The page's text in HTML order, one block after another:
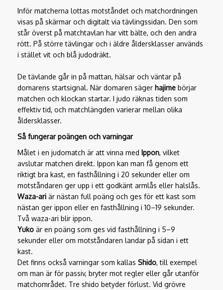
Inför matcherna lottas motståndet och matchordningen
visas på skärmar och digitalt via tävlingssidan. Den som
står överst på matchtavlan har vitt bälte, och den andra
rött. På större tävlingar och i äldre åldersklasser används
i stället vit och blå judodräkt.
De tävlande går in på mattan, hälsar och väntar på
domarens startsignal. När domaren säger hajime börjar
matchen och klockan startar. I judo räknas tiden som
effektiv tid, och matchlängden varierar mellan olika
åldersklasser.
Så fungerar poängen och varningar
Målet i en judomatch är att vinna med Ippon, vilket
avslutar matchen direkt. Ippon kan man få genom ett
riktigt bra kast, en fasthållning i 20 sekunder eller om
motståndaren ger upp i ett godkänt armlås eller halslås.
Waza-ari är nästan full poäng och ges för ett kast som
nästan ger ippon eller en fasthållning i 10–19 sekunder.
Två waza-ari blir ippon.
Yuko är en poäng som ges vid fasthållning i 5–9
sekunder eller om motståndaren landar på sidan i ett
kast.
Det finns också varningar som kallas Shido, till exempel
om man är för passiv, bryter mot regler eller går utanför
matchområdet. Tre shido betyder förlust. Vid grövre